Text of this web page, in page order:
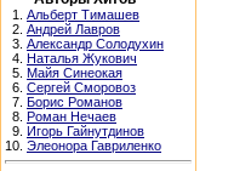
1. Альберт Тимашев
2. Андрей Лавров
3. Александр Солодухин
4. Наталья Жукович
5. Майя Синеокая
6. Сергей Сморовоз
7. Борис Романов
8. Роман Нечаев
9. Игорь Гайнутдинов
10. Элеонора Гавриленко